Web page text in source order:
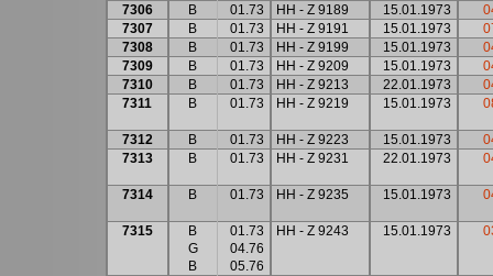
7306
B 01.73 HH - Z 9189 15.01.1973
7307
B 01.73 HH - Z 9191 15.01.1973
7308
B 01.73 HH - Z 9199 15.01.1973
7309
B 01.73 HH - Z 9209 15.01.1973
7310
B 01.73 HH - Z 9213 22.01.1973
7311
B 01.73 HH - Z 9219 15.01.1973
7312 B 01.73 HH - Z 9223 15.01.1973
7313
B 01.73 HH - Z 9231 22.01.1973
7314 B 01.73 HH - Z 9235 15.01.1973
7315
B
G
B
01.73
04.76
05.76
HH - Z 9243 15.01.1973